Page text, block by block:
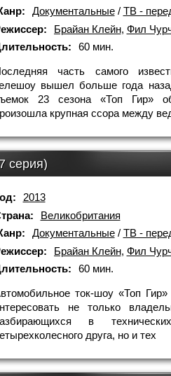
Документальные/ ТВ -
Брайан Клейн, Фил
60 мин.
часть самого
вышел больше года
23 сезона «Топ Гир»
крупная ссора между
серия)
2013
Великобритания
Документальные/ ТВ -
Брайан Клейн, Фил
60 мин.
ток-шоу «Топ
не только
в
друга, но и тех